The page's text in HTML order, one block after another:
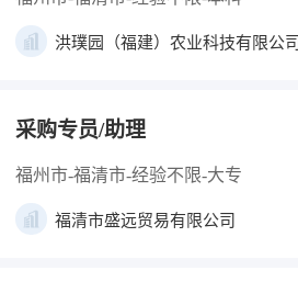
洪璞园（福建）农业科技有限公司
采购专员/助理
福州市-福清市-经验不限-大专
福清市盛远贸易有限公司